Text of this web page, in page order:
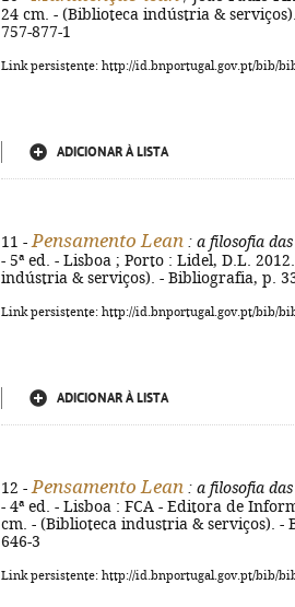
24 cm. - (Biblioteca indústria &
757-877-1
Link persistente: http://id.bnportugal.gov.pt/bib/
ADICIONAR À LISTA
11 - Pensamento Lean : a filosofia
- 5ª ed. - Lisboa ; Porto : Lidel, D.L.
indústria & serviços). - Bibliografia, p.
Link persistente: http://id.bnportugal.gov.pt/bib/
ADICIONAR À LISTA
12 - Pensamento Lean : a filosofia
- 4ª ed. - Lisboa : FCA - Editora de
cm. - (Biblioteca industria & serviços). -
646-3
Link persistente: http://id.bnportugal.gov.pt/bib/